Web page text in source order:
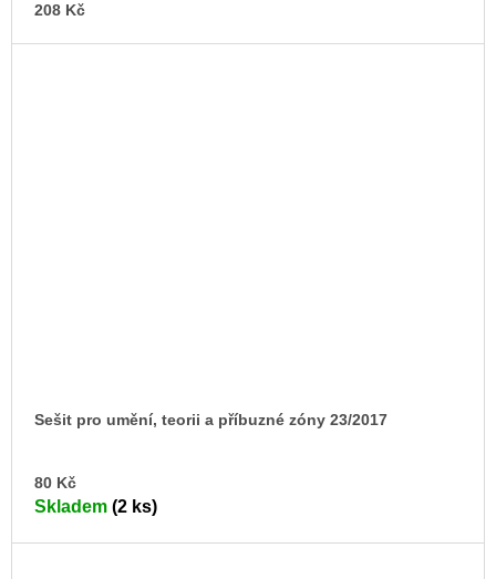
208 Kč
Sešit pro umění, teorii a příbuzné zóny 23/2017
80 Kč
Skladem (2 ks)